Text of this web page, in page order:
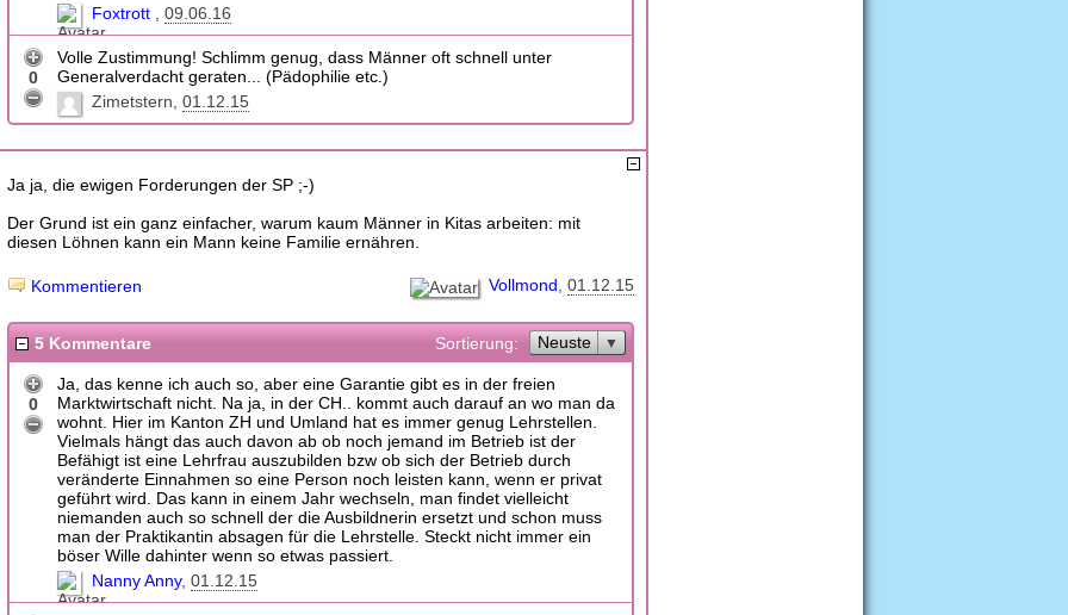
Foxtrott
09.06.16
0
Volle Zustimmung! Schlimm genug, dass Männer oft schnell unter
Generalverdacht geraten... (Pädophilie etc.)
Zimetstern 01.12.15
Ja ja, die ewigen Forderungen der SP ;-)
Der Grund ist ein ganz einfacher, warum kaum Männer in Kitas arbeiten: mit
diesen Löhnen kann ein Mann keine Familie ernähren.
Vollmond 01.12.15
Kommentieren
5 Kommentare Sortierung: Neuste
0
Ja, das kenne ich auch so, aber eine Garantie gibt es in der freien
Marktwirtschaft nicht. Na ja, in der CH.. kommt auch darauf an wo man da
wohnt. Hier im Kanton ZH und Umland hat es immer genug Lehrstellen.
Vielmals hängt das auch davon ab ob noch jemand im Betrieb ist der
Befähigt ist eine Lehrfrau auszubilden bzw ob sich der Betrieb durch
veränderte Einnahmen so eine Person noch leisten kann, wenn er privat
geführt wird. Das kann in einem Jahr wechseln, man findet vielleicht
niemanden auch so schnell der die Ausbildnerin ersetzt und schon muss
man der Praktikantin absagen für die Lehrstelle. Steckt nicht immer ein
böser Wille dahinter wenn so etwas passiert.
Nanny Anny 01.12.15